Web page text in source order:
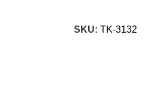
SKU: TK-3132